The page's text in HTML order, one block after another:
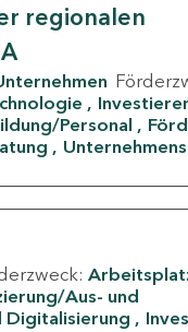
regionalen
Personal
Aus- und
Digitalisierung